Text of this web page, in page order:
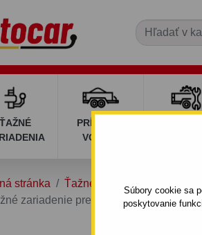
Súbory cookie sa
poskytovanie
ŤAŽNÉ
PRÍVESNÉ
VOZÍKY
stránka Ťažné zariadenia
zariadenie pre Kia Carens - van FG